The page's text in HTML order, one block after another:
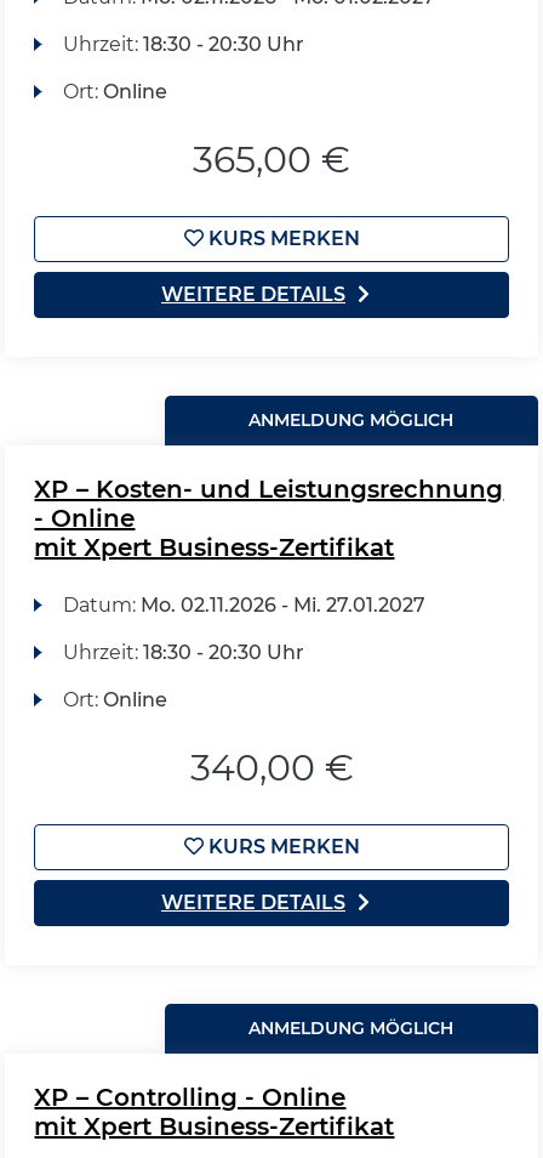
Uhrzeit: 18:30 - 20:30 Uhr
Ort: Online
365,00 €
KURS MERKEN
WEITERE DETAILS
ANMELDUNG MÖGLICH
XP – Kosten- und Leistungsrechnung
- Online
mit Xpert Business-Zertifikat
Datum: Mo. 02.11.2026 - Mi. 27.01.2027
Uhrzeit: 18:30 - 20:30 Uhr
Ort: Online
340,00 €
KURS MERKEN
WEITERE DETAILS
ANMELDUNG MÖGLICH
XP – Controlling - Online
mit Xpert Business-Zertifikat